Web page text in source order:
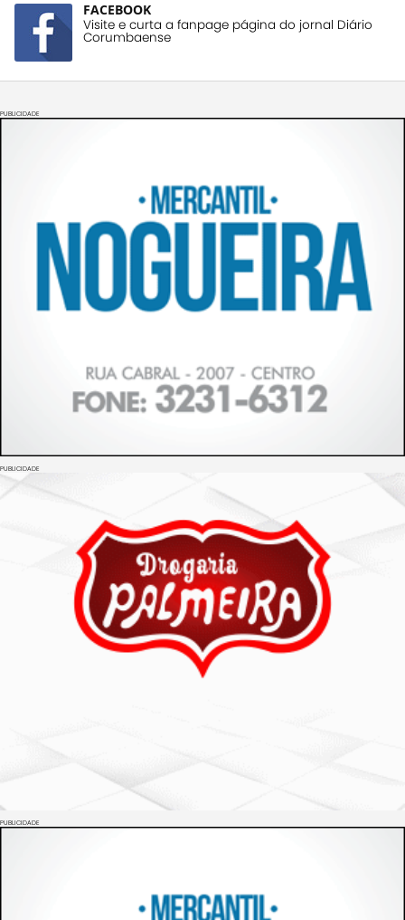
FACEBOOK
Visite e curta a fanpage página do jornal Diário
Corumbaense
PUBLICIDADE
PUBLICIDADE
PUBLICIDADE